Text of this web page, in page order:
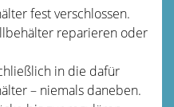
fest verschlossen.
reparieren oder
in die dafür
– niemals daneben.